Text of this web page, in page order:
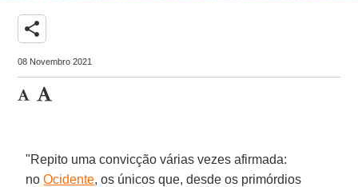
share
08 Novembro 2021
"Repito uma convicção várias vezes afirmada:
noOcidente, os únicos que, desde os primórdios